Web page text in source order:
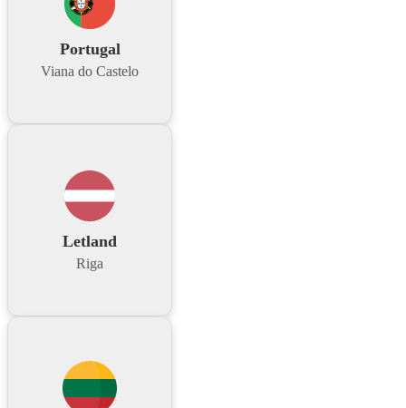
Portugal
Viana do Castelo
Letland
Riga